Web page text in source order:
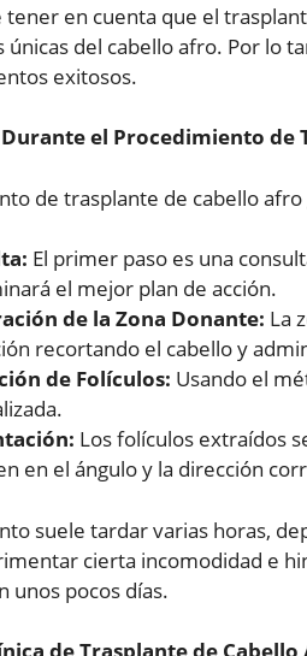
tener en cuenta que el
únicas del cabello afro. Por lo
exitosos.
el Procedimiento de
de trasplante de cabello
El primer paso es una
el mejor plan de acción.
de la Zona Donante: La
recortando el cabello y
de Folículos: Usando el
Los folículos extraídos
en el ángulo y la dirección
suele tardar varias horas,
cierta incomodidad e
unos pocos días.